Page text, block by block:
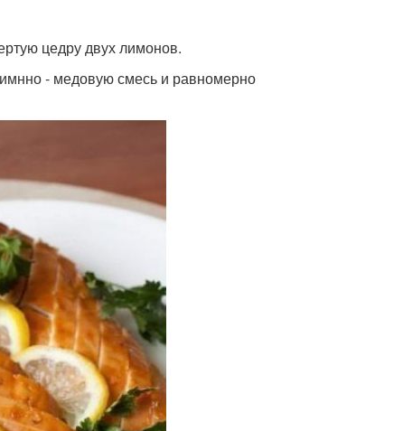
цедру двух лимонов.
- медовую смесь и равномерно